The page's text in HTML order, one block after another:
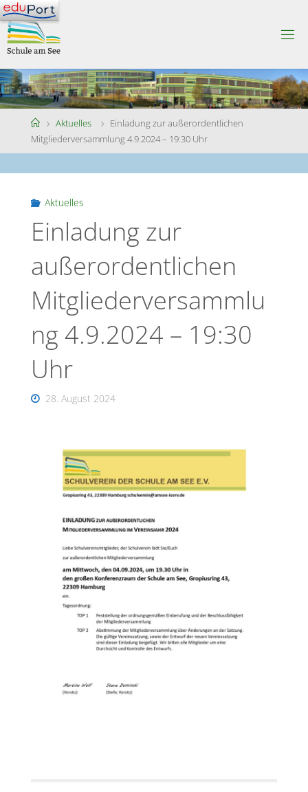
Skip
to
content
CHU
LEA
MS
EE
HomeAktuelles
Einladung zur außerordentlichen
Mitgliederversammlung 4.9.2024 – 19:30 Uhr
Aktuelles
Einladung zur
außerordentlichen
Mitgliederversammlu
ng 4.9.2024 – 19:30
Uhr
28. August 2024